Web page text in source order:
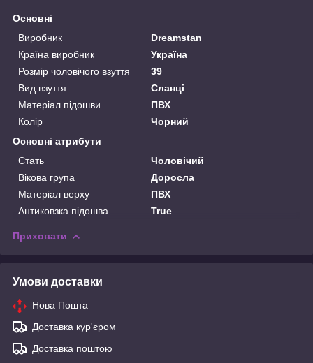
Основні
Виробник
Dreamstan
Країна виробник
Україна
Розмір чоловічого взуття
39
Вид взуття
Сланці
Матеріал підошви
ПВХ
Колір
Чорний
Основні атрибути
Стать
Чоловічий
Вікова група
Доросла
Матеріал верху
ПВХ
Антиковзка підошва
True
Приховати
Умови доставки
Нова Пошта
Доставка кур'єром
Доставка поштою